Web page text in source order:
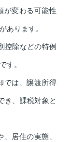
が変わる可能性
あります。
控除などの特例
す。
では、譲渡所得
き、課税対象と
居住の実態、